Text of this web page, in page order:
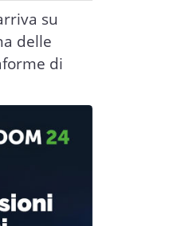
su
delle
di